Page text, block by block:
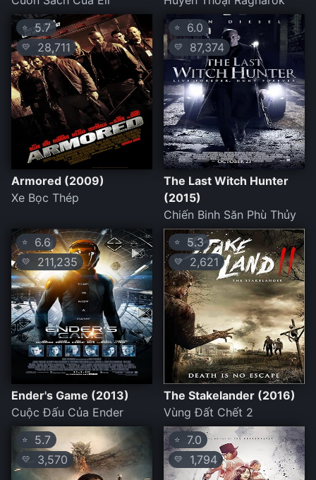
⭐5.7
💛 28,711
Armored (2009)
Xe Bọc Thép
⭐ 6.0
💛 87,374
The Last Witch Hunter
(2015)
Chiến Binh Săn Phù Thủy
⭐ 6.6
💛 211,235
Ender's Game (2013)
Cuộc Đấu Của Ender
⭐ 5.3
💛2,621
The Stakelander (2016)
Vùng Đất Chết 2
⭐ 5.7
💛 3,570
⭐ 7.0
💛 1,794